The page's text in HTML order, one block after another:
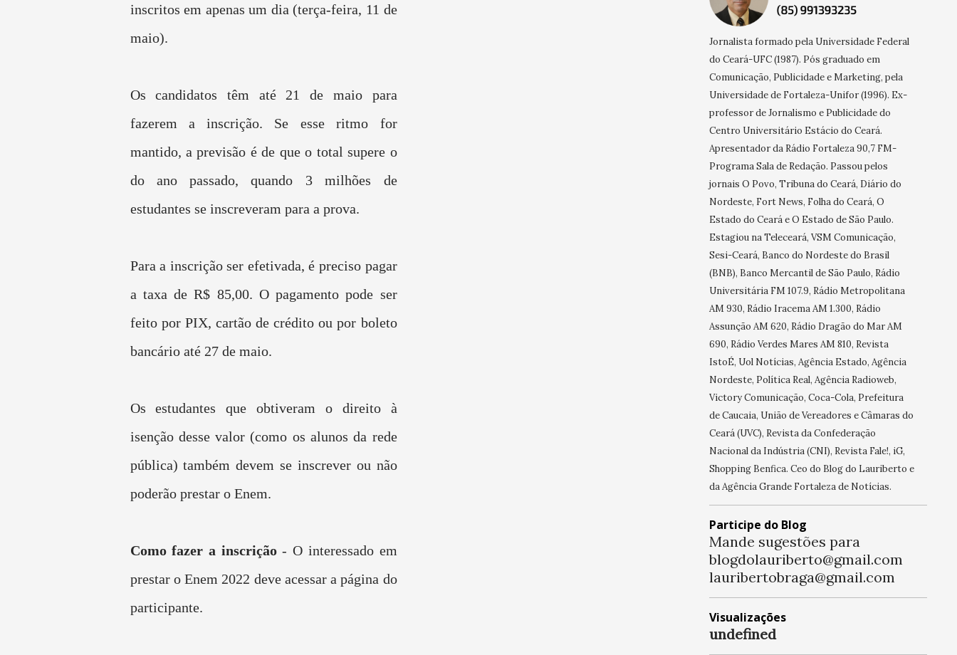
inscritos em apenas um dia (terça-feira, 11 de
maio).
Os candidatos têm até 21 de maio para
fazerem a inscrição. Se esse ritmo for
mantido, a previsão é de que o total supere o
do ano passado, quando 3 milhões de
estudantes se inscreveram para a prova.
Para a inscrição ser efetivada, é preciso pagar
a taxa de R$ 85,00. O pagamento pode ser
feito por PIX, cartão de crédito ou por boleto
bancário até 27 de maio.
Os estudantes que obtiveram o direito à
isenção desse valor (como os alunos da rede
pública) também devem se inscrever ou não
poderão prestar o Enem.
Como fazer a inscrição- O interessado em
prestar o Enem 2022 deve acessar a página do
participante.
Jornalista formado pela Universidade Federal
do Ceará-UFC (1987). Pós graduado em
Comunicação, Publicidade e Marketing, pela
Universidade de Fortaleza-Unifor (1996). Ex-
professor de Jornalismo e Publicidade do
Centro Universitário Estácio do Ceará.
Apresentador da Rádio Fortaleza 90,7 FM-
Programa Sala de Redação. Passou pelos
jornais O Povo, Tribuna do Ceará, Diário do
Nordeste, Fort News, Folha do Ceará, O
Estado do Ceará e O Estado de São Paulo.
Estagiou na Teleceará, VSM Comunicação,
Sesi-Ceará, Banco do Nordeste do Brasil
(BNB), Banco Mercantil de São Paulo, Rádio
Universitária FM 107.9, Rádio Metropolitana
AM 930, Rádio Iracema AM 1.300, Rádio
Assunção AM 620, Rádio Dragão do Mar AM
690, Rádio Verdes Mares AM 810, Revista
IstoÉ, Uol Notícias, Agência Estado, Agência
Nordeste, Política Real, Agência Radioweb,
Victory Comunicação, Coca-Cola, Prefeitura
de Caucaia, União de Vereadores e Câmaras do
Ceará (UVC), Revista da Confederação
Nacional da Indústria (CNI), Revista Fale!, iG,
Shopping Benfica. Ceo do Blog do Lauriberto e
da Agência Grande Fortaleza de Notícias.
Participe do Blog
Mande sugestões para
blogdolauriberto@gmail.com
lauribertobraga@gmail.com
Visualizações
undefned